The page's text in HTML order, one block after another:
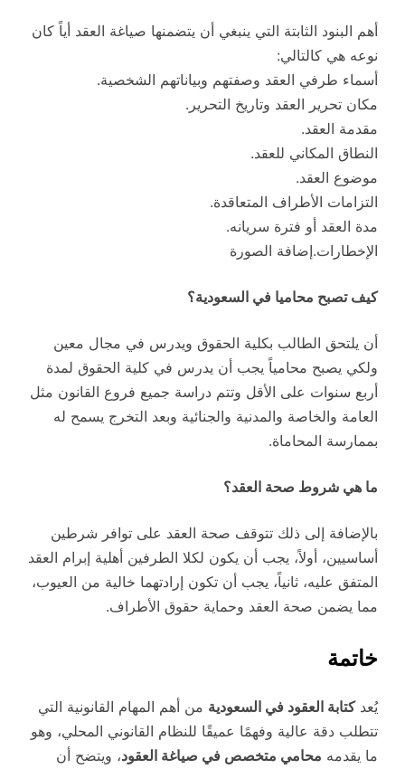
أهم البنود الثابتة التي ينبغي أن يتضمنها صياغة العقد أياً كان
نوعه هي كالتالي:
أسماء طرفي العقد وصفتهم وبياناتهم الشخصية.
مكان تحرير العقد وتاريخ التحرير.
مقدمة العقد.
النطاق المكاني للعقد.
موضوع العقد.
التزامات الأطراف المتعاقدة.
مدة العقد أو فترة سريانه.
الإخطارات.إضافة الصورة
كيف تصبح محاميا في السعودية؟
أن يلتحق الطالب بكلية الحقوق ويدرس في مجال معين
ولكي يصبح محامياً يجب أن يدرس في كلية الحقوق لمدة
أربع سنوات على الأقل وتتم دراسة جميع فروع القانون مثل
العامة والخاصة والمدنية والجنائية وبعد التخرج يسمح له
بممارسة المحاماة.
ما هي شروط صحة العقد؟
بالإضافة إلى ذلك تتوقف صحة العقد على توافر شرطين
أساسيين، أولاً، يجب أن يكون لكلا الطرفين أهلية إبرام العقد
المتفق عليه، ثانياً، يجب أن تكون إرادتهما خالية من العيوب،
مما يضمن صحة العقد وحماية حقوق الأطراف.
خاتمة
يُعدكتابة العقود في السعودية من أهم المهام القانونية التي
تتطلب دقة عالية وفهمًا عميقًا للنظام القانوني المحلي، وهو
ما يقدمه محامي متخصص في صياغة العقود، ويتضح أن